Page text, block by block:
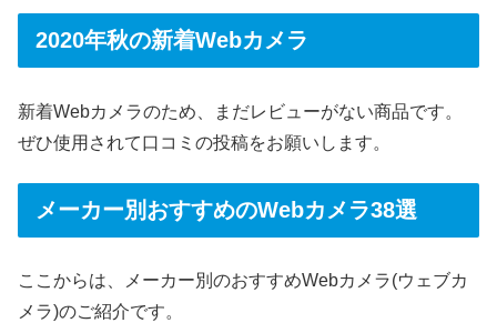
2020年秋の新着Webカメラ
新着Webカメラのため、まだレビューがない商品です。
ぜひ使用されて口コミの投稿をお願いします。
メーカー別おすすめのWebカメラ38選
ここからは、メーカー別のおすすめWebカメラ(ウェブカ
メラ)のご紹介です。